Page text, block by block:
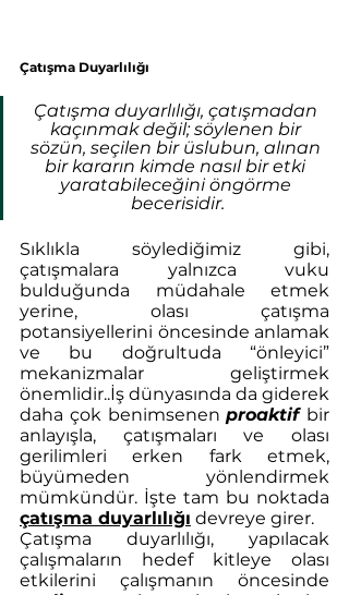
Çatışma Duyarlılığı
Çatışma duyarlılığı, çatışmadan
kaçınmak değil; söylenen bir
sözün, seçilen bir üslubun, alınan
bir kararın kimde nasıl bir etki
yaratabileceğini öngörme
becerisidir.
Sıklıkla söylediğimiz gibi,
çatışmalara yalnızca vuku
bulduğunda müdahale etmek
yerine, olası çatışma
potansiyellerini öncesinde anlamak
ve bu doğrultuda “önleyici”
mekanizmalar geliştirmek
önemlidir..İş dünyasında da giderek
daha çok benimsenen proaktif bir
anlayışla, çatışmaları ve olası
gerilimleri erken fark etmek,
büyümeden yönlendirmek
çatışma duyarlılığı devreye girer.
Çatışma duyarlılığı, yapılacak
çalışmaların hedef kitleye olası